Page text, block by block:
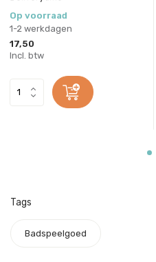
Op voorraad
1-2 werkdagen
17,50
Incl. btw
Tags
Badspeelgoed